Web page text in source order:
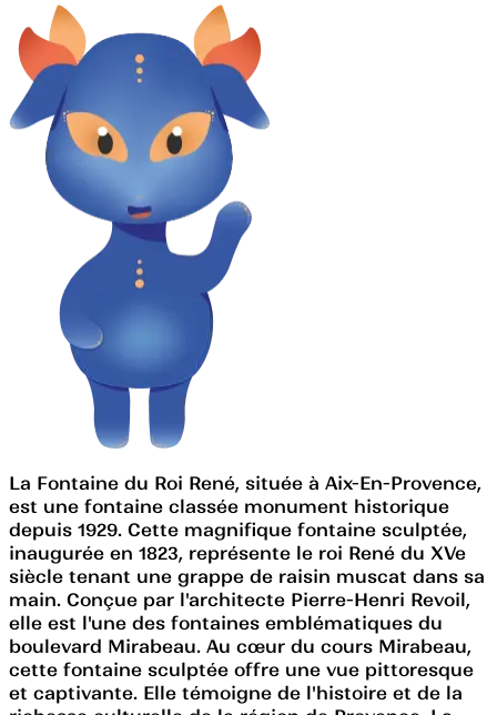
La Fontaine du Roi René, située à Aix-En-Provence,
est une fontaine classée monument historique
depuis 1929. Cette magnifique fontaine sculptée,
inaugurée en 1823, représente le roi René du XVe
siècle tenant une grappe de raisin muscat dans sa
main. Conçue par l'architecte Pierre-Henri Revoil,
elle est l'une des fontaines emblématiques du
boulevard Mirabeau. Au cœur du cours Mirabeau,
cette fontaine sculptée offre une vue pittoresque
et captivante. Elle témoigne de l'histoire et de la